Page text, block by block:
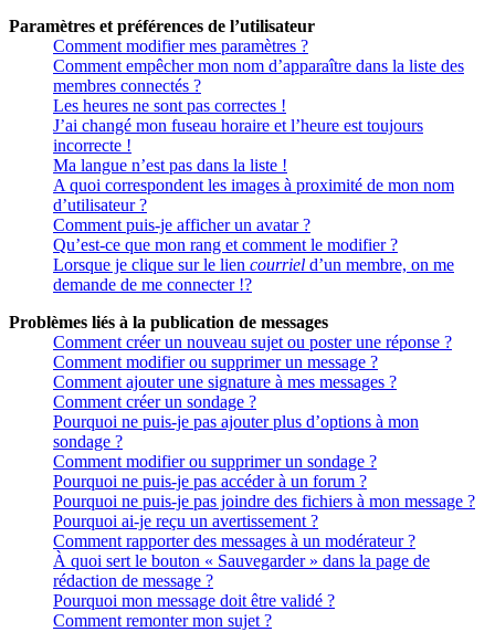
Paramètres et préférences de l’utilisateur
Comment modifier mes paramètres ?
Comment empêcher mon nom d’apparaître dans la liste des
membres connectés ?
Les heures ne sont pas correctes !
J’ai changé mon fuseau horaire et l’heure est toujours
incorrecte !
Ma langue n’est pas dans la liste !
A quoi correspondent les images à proximité de mon nom
d’utilisateur ?
Comment puis-je afficher un avatar ?
Qu’est-ce que mon rang et comment le modifier ?
Lorsque je clique sur le lien courriel d’un membre, on me
demande de me connecter !?
Problèmes liés à la publication de messages
Comment créer un nouveau sujet ou poster une réponse ?
Comment modifier ou supprimer un message ?
Comment ajouter une signature à mes messages ?
Comment créer un sondage ?
Pourquoi ne puis-je pas ajouter plus d’options à mon
sondage ?
Comment modifier ou supprimer un sondage ?
Pourquoi ne puis-je pas accéder à un forum ?
Pourquoi ne puis-je pas joindre des fichiers à mon message ?
Pourquoi ai-je reçu un avertissement ?
Comment rapporter des messages à un modérateur ?
À quoi sert le bouton « Sauvegarder » dans la page de
rédaction de message ?
Pourquoi mon message doit être validé ?
Comment remonter mon sujet ?